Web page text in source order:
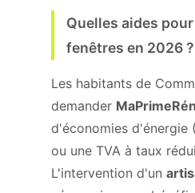
Quelles aides
fenêtres en 2026 ?
Les habitants de
demander
d'économies d'énergie
ou une TVA à taux
L'intervention d'un